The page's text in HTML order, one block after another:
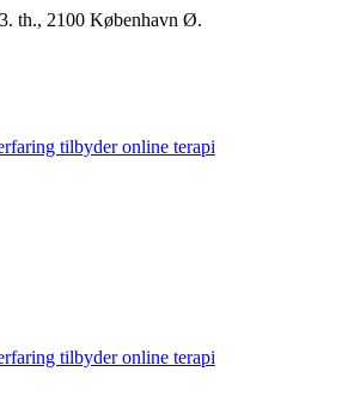
th., 2100 København Ø.
tilbyder online terapi
tilbyder online terapi